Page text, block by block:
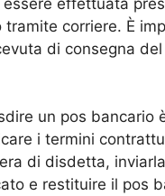
tramite corriere. È
di consegna del
un pos bancario
i termini
di disdetta, inviarla
e restituire il pos